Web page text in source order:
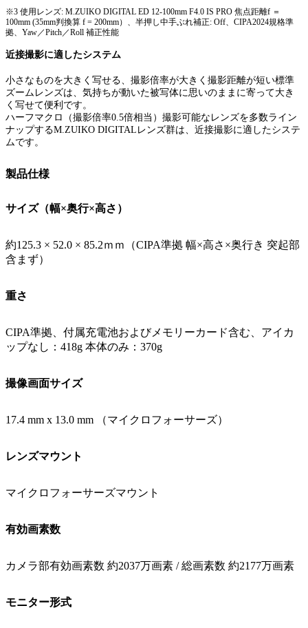
※3 使用レンズ: M.ZUIKO DIGITAL ED 12-100mm F4.0 IS PRO 焦点距離f ＝
100mm (35mm判換算 f = 200mm）、半押し中手ぶれ補正: Off、CIPA2024規格準
拠、Yaw／Pitch／Roll 補正性能
近接撮影に適したシステム
小さなものを大きく写せる、撮影倍率が大きく撮影距離が短い標準
ズームレンズは、気持ちが動いた被写体に思いのままに寄って大き
く写せて便利です。
ハーフマクロ（撮影倍率0.5倍相当）撮影可能なレンズを多数ライン
ナップするM.ZUIKO DIGITALレンズ群は、近接撮影に適したシステ
ムです。
製品仕様
サイズ（幅×奥行×高さ）
約125.3 × 52.0 × 85.2ｍｍ（CIPA準拠 幅×高さ×奥行き 突起部
含まず）
重さ
CIPA準拠、付属充電池およびメモリーカード含む、アイカ
ップなし：418g 本体のみ：370g
撮像画面サイズ
17.4 mm x 13.0 mm （マイクロフォーサーズ）
レンズマウント
マイクロフォーサーズマウント
有効画素数
カメラ部有効画素数 約2037万画素 / 総画素数 約2177万画素
モニター形式